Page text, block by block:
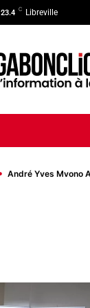
23.4 C Libreville
André Yves Mvono